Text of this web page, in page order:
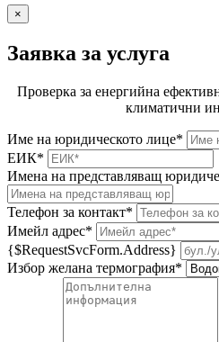
×
Заявка за услуга
Проверка за енергийна
климатични
Име на юридическото лице*
ЕИК*
Имена на представляващ
Телефон за контакт*
Имейл адрес*
{$RequestSvcForm.Address}
Избор желана термография*